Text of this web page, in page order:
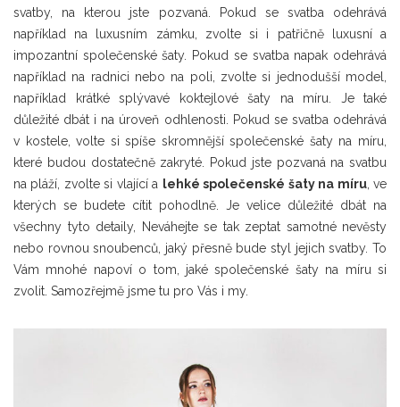
svatby, na kterou jste pozvaná. Pokud se svatba odehrává
například na luxusním zámku, zvolte si i patřičně luxusní a
impozantní společenské šaty. Pokud se svatba napak odehrává
například na radnici nebo na poli, zvolte si jednodušší model,
například krátké splývavé koktejlové šaty na míru. Je také
důležité dbát i na úroveň odhlenosti. Pokud se svatba odehrává
v kostele, volte si spíše skromnější společenské šaty na míru,
které budou dostatečně zakryté. Pokud jste pozvaná na svatbu
na pláží, zvolte si vlající a lehké společenské šaty na míru, ve
kterých se budete cítit pohodlně. Je velice důležité dbát na
všechny tyto detaily, Neváhejte se tak zeptat samotné nevěsty
nebo rovnou snoubenců, jaký přesně bude styl jejich svatby. To
Vám mnohé napoví o tom, jaké společenské šaty na míru si
zvolit. Samozřejmě jsme tu pro Vás i my.